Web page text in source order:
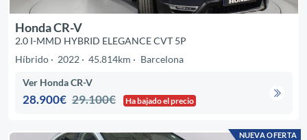
Honda CR-V
2.0 I-MMD HYBRID ELEGANCE CVT 5P
Híbrido
2022 45.814km Barcelona
Ver Honda CR-V
28.900€ 29.100€ Ha bajado el precio
NUEVA OFERTA